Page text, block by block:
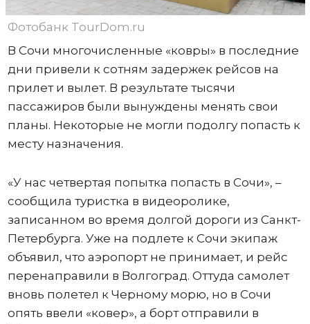
Фотобанк TourDom.ru
В Сочи многочисленные «ковры» в последние
дни привели к сотням задержек рейсов на
прилет и вылет. В результате тысячи
пассажиров были вынуждены менять свои
планы. Некоторые не могли подолгу попасть к
месту назначения.
«У нас четвертая попытка попасть в Сочи», –
сообщила туристка в видеоролике,
записанном во время долгой дороги из Санкт-
Петербурга. Уже на подлете к Сочи экипаж
объявил, что аэропорт не принимает, и рейс
перенаправили в Волгоград. Оттуда самолет
вновь полетел к Черному морю, но в Сочи
опять ввели «ковер», а борт отправили в